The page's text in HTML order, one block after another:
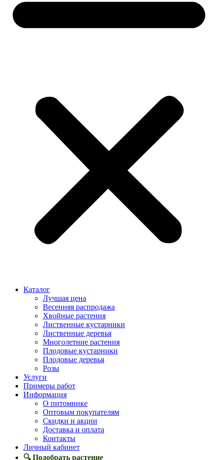
Каталог
Лучшая цена
Весенняя распродажа
Хвойные растения
Лиственные кустарники
Лиственные деревья
Многолетние растения
Плодовые кустарники
Плодовые деревья
Розы
Услуги
Примеры работ
Информация
О питомнике
Оптовым покупателям
Скидки и акции
Доставка и оплата
Контакты
Личный кабинет
🔍 Подобрать растение